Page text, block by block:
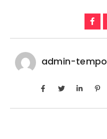
admin-tempo